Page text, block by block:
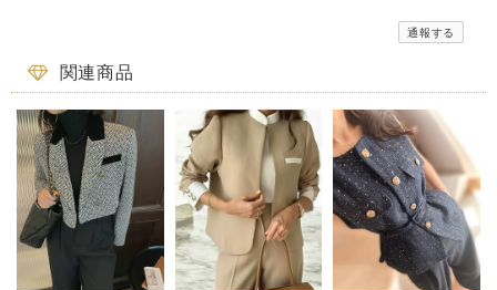
通報する
関連商品